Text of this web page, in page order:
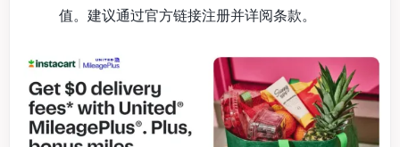
值。建议通过官方链接注册并详阅条款。